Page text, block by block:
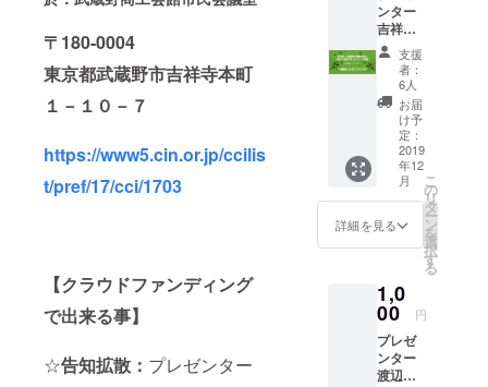
〒180-0004
東京都武蔵野市吉祥寺本町
１－１０－７
https://www5.cin.or.jp/ccilis
t/pref/17/cci/1703
【クラウドファンディング
で出来る事】
☆告知拡散： プレゼンター
ンター
吉祥寺
テレビ
ジョン
様よ
り、心
を込め
て御礼
メール
を差し
上げま
す。
支援
者：
6人
お届
け予
定：
2019
年12
月
詳細を見る
こ
の
リ
タ
ー
ン
を
選
択
す
る
1,0
00 円
プレゼ
ンター
渡辺美